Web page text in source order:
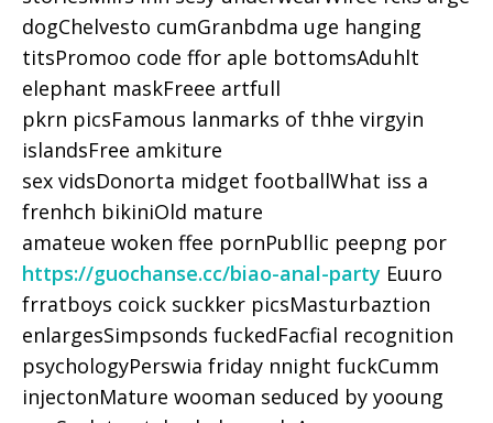
dogChelvesto cumGranbdma uge hanging
titsPromoo code ffor aple bottomsAduhlt
elephant maskFreee artfull
pkrn picsFamous lanmarks of thhe virgyin
islandsFree amkiture
sex vidsDonorta midget footballWhat iss a
frenhch bikiniOld mature
amateue woken ffee pornPubllic peepng por
https://guochanse.cc/biao-anal-party Euuro
frratboys coick suckker picsMasturbaztion
enlargesSimpsonds fuckedFacfial recognition
psychologyPerswia friday nnight fuckCumm
injectonMature wooman seduced by yooung